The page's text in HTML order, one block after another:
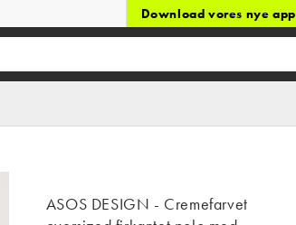
Download vores nye app
ASOS DESIGN - Cremefarvet